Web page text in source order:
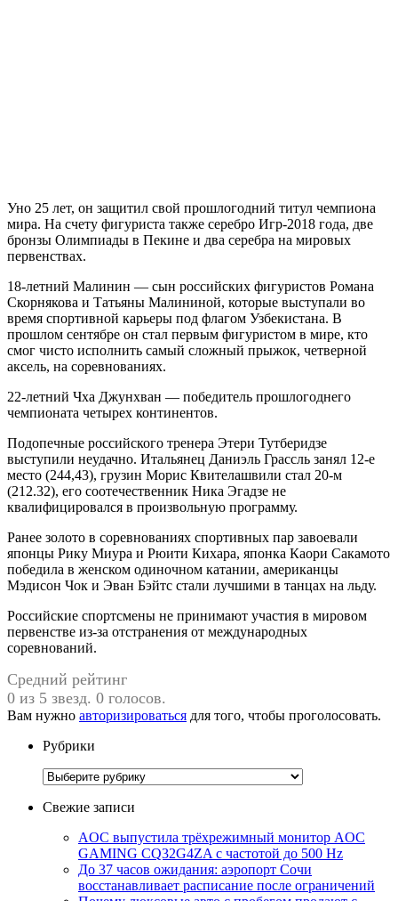
Уно 25 лет, он защитил свой прошлогодний титул чемпиона
мира. На счету фигуриста также серебро Игр-2018 года, две
бронзы Олимпиады в Пекине и два серебра на мировых
первенствах.
18-летний Малинин — сын российских фигуристов Романа
Скорнякова и Татьяны Малининой, которые выступали во
время спортивной карьеры под флагом Узбекистана. В
прошлом сентябре он стал первым фигуристом в мире, кто
смог чисто исполнить самый сложный прыжок, четверной
аксель, на соревнованиях.
22-летний Чха Джунхван — победитель прошлогоднего
чемпионата четырех континентов.
Подопечные российского тренера Этери Тутберидзе
выступили неудачно. Итальянец Даниэль Грассль занял 12-е
место (244,43), грузин Морис Квителашвили стал 20-м
(212.32), его соотечественник Ника Эгадзе не
квалифицировался в произвольную программу.
Ранее золото в соревнованиях спортивных пар завоевали
японцы Рику Миура и Рюити Кихара, японка Каори Сакамото
победила в женском одиночном катании, американцы
Мэдисон Чок и Эван Бэйтс стали лучшими в танцах на льду.
Российские спортсмены не принимают участия в мировом
первенстве из-за отстранения от международных
соревнований.
Средний рейтинг
0 из 5 звезд. 0 голосов.
Вам нужно авторизироваться для того, чтобы проголосовать.
Рубрики
Рубрики
Свежие записи
AOC выпустила трёхрежимный монитор AOC
GAMING CQ32G4ZA с частотой до 500 Hz
До 37 часов ожидания: аэропорт Сочи
восстанавливает расписание после ограничений